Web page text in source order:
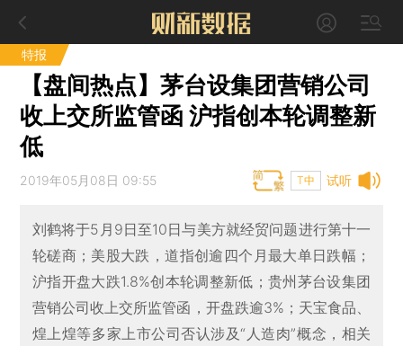
特报
【盘间热点】茅台设集团营销公司
收上交所监管函 沪指创本轮调整新
低
试听
2019年05月08日 09:55 T中
刘鹤将于5月9日至10日与美方就经贸问题进行第十一
轮磋商；美股大跌，道指创逾四个月最大单日跌幅；
沪指开盘大跌1.8%创本轮调整新低；贵州茅台设集团
营销公司收上交所监管函，开盘跌逾3%；天宝食品、
煌上煌等多家上市公司否认涉及“人造肉”概念，相关